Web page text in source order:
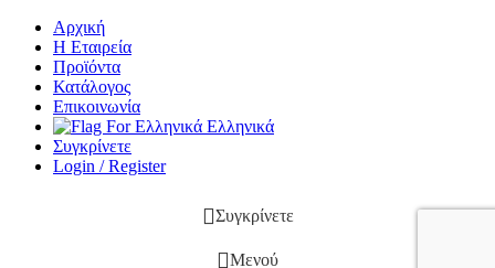
Αρχική
Η Εταιρεία
Προϊόντα
Κατάλογος
Επικοινωνία
Ελληνικά
Συγκρίνετε
Login / Register
Συγκρίνετε
Μενού